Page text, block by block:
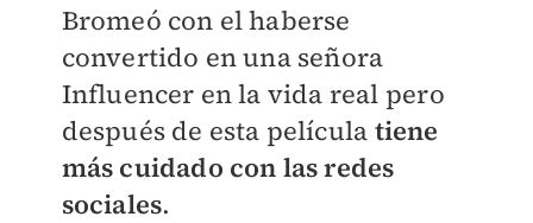
Bromeó con el haberse
convertido en una señora
Influencer en la vida real pero
después de esta película tiene
más cuidado con las redes
sociales.